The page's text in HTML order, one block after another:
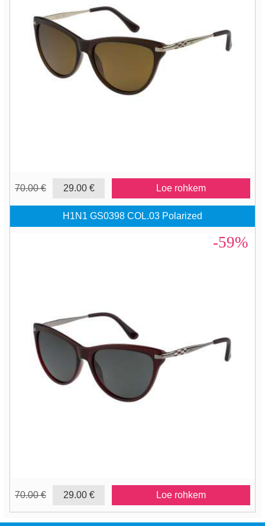
70.00 € 29.00 € Loe rohkem
H1N1 GS0398 COL.03 Polarized
-59%
70.00 € 29.00 € Loe rohkem